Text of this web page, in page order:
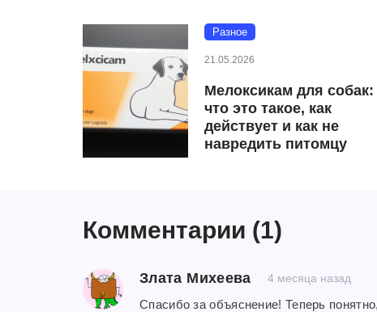
Разное
21.05.2026
Мелоксикам для собак:
что это такое, как
действует и как не
навредить питомцу
Комментарии (1)
Злата Михеева 4 месяца назад
Спасибо за объяснение! Теперь